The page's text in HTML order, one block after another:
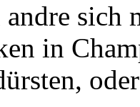
sich
in